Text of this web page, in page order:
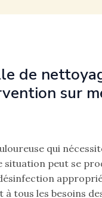
de
sur
qui
peut se
tous les besoins